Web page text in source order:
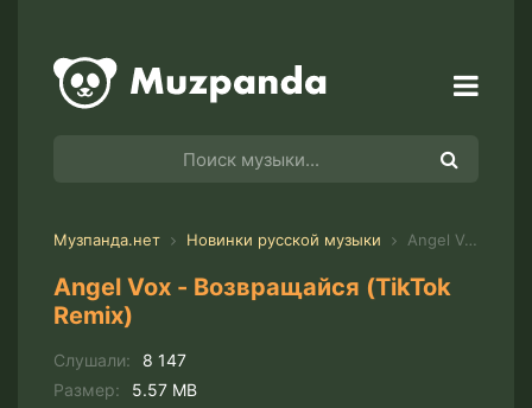
Музпанда.нет Новинки русской музыки Angel Vox - Возвращайся (TikTok Remix)
Angel Vox - Возвращайся (TikTok
Remix)
Слушали:
8 147
Размер:
5.57 MB